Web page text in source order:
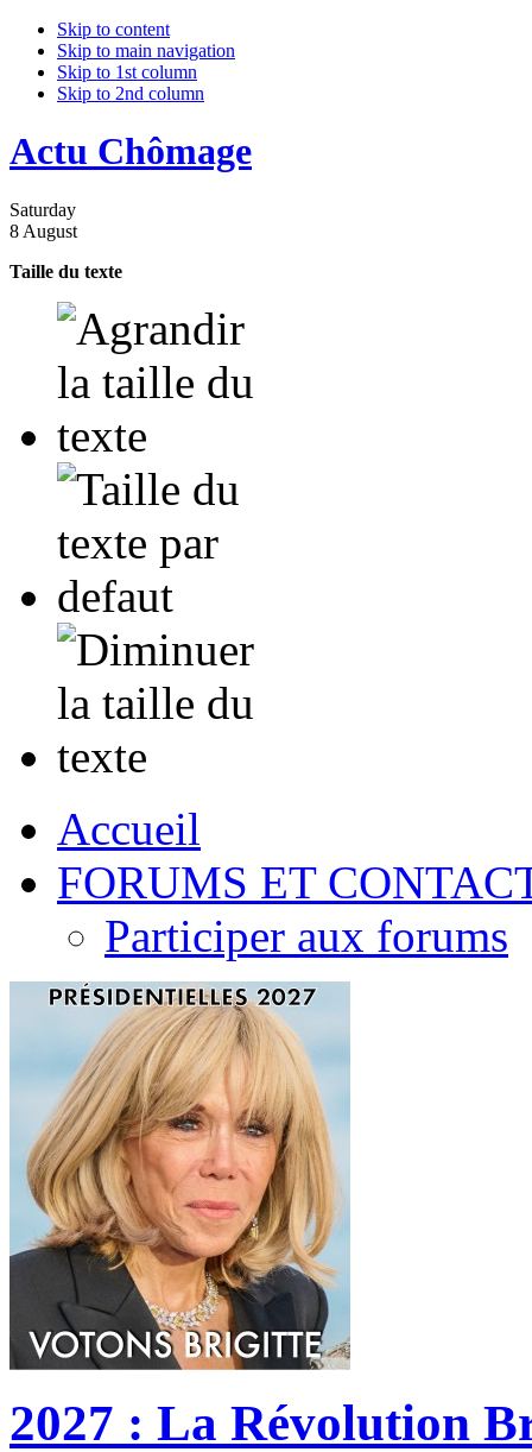
Skip to content
Skip to main navigation
Skip to 1st column
Skip to 2nd column
Actu Chômage
Saturday
8 August
Taille du texte
Accueil
FORUMS ET
Participer aux forums
2027 : La Révolution